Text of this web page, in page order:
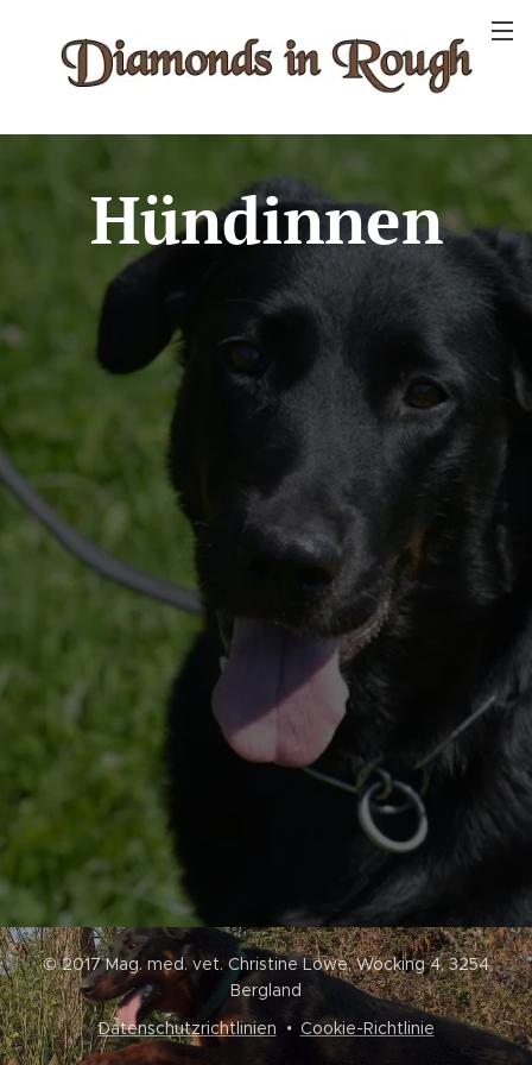
Hündinnen
© 2017 Mag. med. vet. Christine Löwe, Wocking 4, 3254
Bergland
Datenschutzrichtlinien
Cookie-Richtlinie